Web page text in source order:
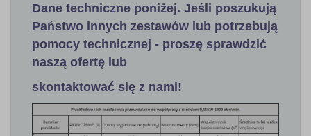
Dane techniczne poniżej. Jeśli poszukują
Państwo innych zestawów lub potrzebują
pomocy technicznej - proszę sprawdzić
naszą ofertę lub
skontaktować się z nami!